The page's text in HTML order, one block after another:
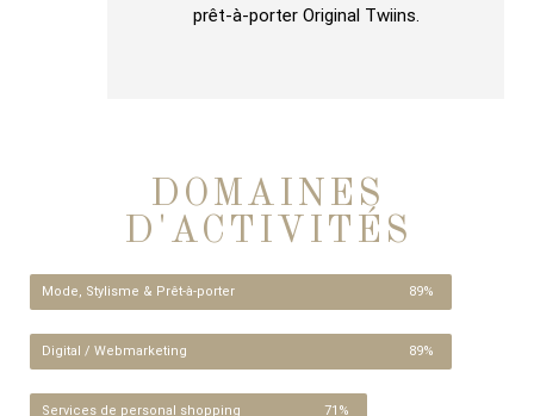
prêt-à-porter Original Twiins.
DOMAINES
D'ACTIVITÉS
Mode, Stylisme & Prêt-à-porter 89%
Digital / Webmarketing 89%
Services de personal shopping 71%